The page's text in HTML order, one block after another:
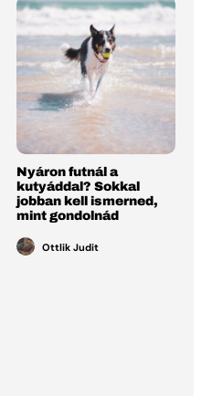
Nyáron futnál a
kutyáddal? Sokkal
jobban kell ismerned,
mint gondolnád
Ottlik Judit